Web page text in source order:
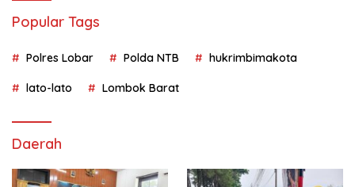
Popular Tags
Polres Lobar Polda NTB hukrimbimakota
lato-lato Lombok Barat
Daerah